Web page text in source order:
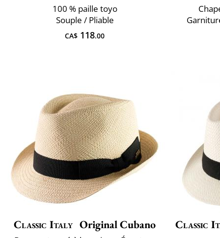
100 % paille toyo
Souple / Pliable
CA$ 118.00
Classic Italy Original Cubano Classic